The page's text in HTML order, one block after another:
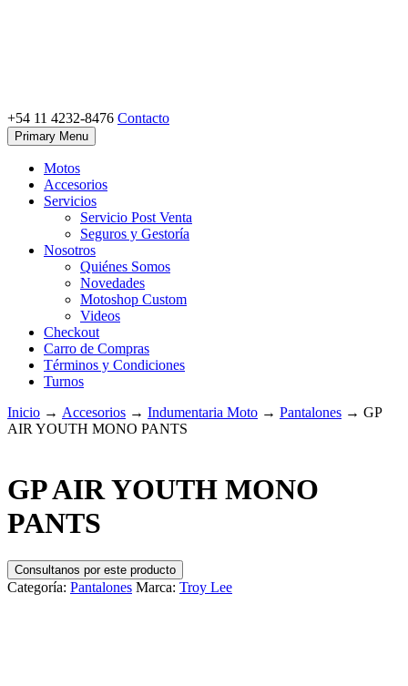
Motoshop Ezeiza
Motos y Accesorios
+54 11 4232-8476 Contacto
Primary Menu
Motos
Accesorios
Servicios
Servicio Post Venta
Seguros y Gestoría
Nosotros
Quiénes Somos
Novedades
Motoshop Custom
Videos
Checkout
Carro de Compras
Términos y Condiciones
Turnos
Inicio → Accesorios → Indumentaria Moto → Pantalones → GP
AIR YOUTH MONO PANTS
GP AIR YOUTH MONO
PANTS
Consultanos por este producto
Categoría: Pantalones Marca: Troy Lee